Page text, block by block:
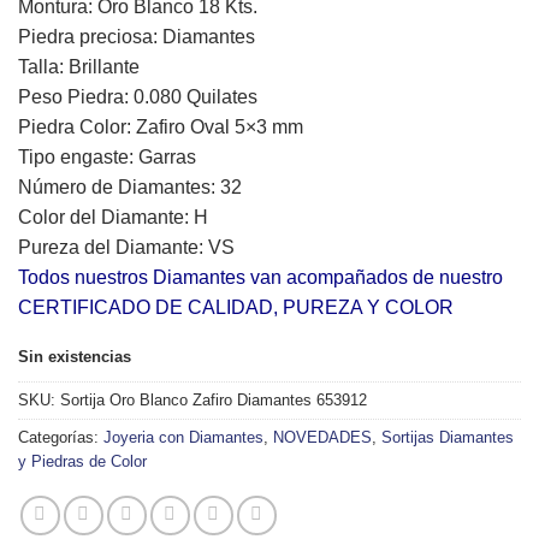
Montura: Oro Blanco 18 Kts.
Piedra preciosa: Diamantes
Talla: Brillante
Peso Piedra: 0.080 Quilates
Piedra Color: Zafiro Oval 5×3 mm
Tipo engaste: Garras
Número de Diamantes: 32
Color del Diamante: H
Pureza del Diamante: VS
Todos nuestros Diamantes van acompañados de nuestro
CERTIFICADO DE CALIDAD, PUREZA Y COLOR
Sin existencias
SKU: Sortija Oro Blanco Zafiro Diamantes 653912
Categorías: Joyeria con Diamantes, NOVEDADES, Sortijas Diamantes
y Piedras de Color